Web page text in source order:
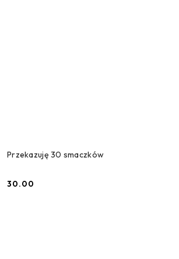
Przekazuję 30 smaczków
Cena:
30.00